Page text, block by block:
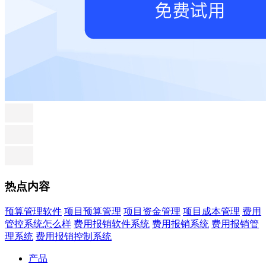
热点内容
预算管理软件 项目预算管理 项目资金管理 项目成本管理 费用
管控系统怎么样 费用报销软件系统 费用报销系统 费用报销管
理系统 费用报销控制系统
产品